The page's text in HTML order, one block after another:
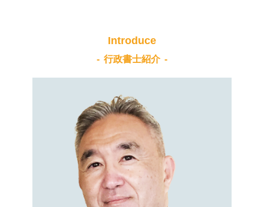
Introduce
行政書士紹介